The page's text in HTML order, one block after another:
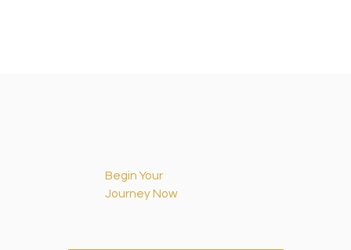
Begin Your
Journey Now